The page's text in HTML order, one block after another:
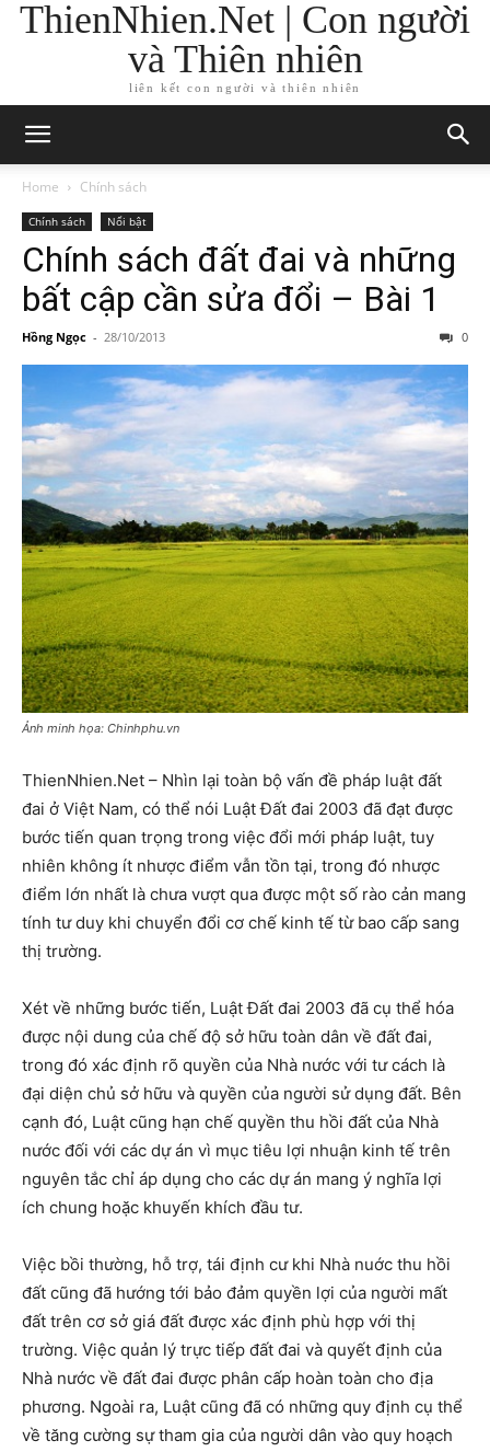
ThienNhien.Net | Con người
và Thiên nhiên
liên kết con người và thiên nhiên
Home Chính sách
Chính sách Nổi bật
Chính sách đất đai và những
bất cập cần sửa đổi – Bài 1
Hồng Ngọc - 28/10/2013 0
Ảnh minh họa: Chinhphu.vn
ThienNhien.Net – Nhìn lại toàn bộ vấn đề pháp luật đất
đai ở Việt Nam, có thể nói Luật Đất đai 2003 đã đạt được
bước tiến quan trọng trong việc đổi mới pháp luật, tuy
nhiên không ít nhược điểm vẫn tồn tại, trong đó nhược
điểm lớn nhất là chưa vượt qua được một số rào cản mang
tính tư duy khi chuyển đổi cơ chế kinh tế từ bao cấp sang
thị trường.
Xét về những bước tiến, Luật Đất đai 2003 đã cụ thể hóa
được nội dung của chế độ sở hữu toàn dân về đất đai,
trong đó xác định rõ quyền của Nhà nước với tư cách là
đại diện chủ sở hữu và quyền của người sử dụng đất. Bên
cạnh đó, Luật cũng hạn chế quyền thu hồi đất của Nhà
nước đối với các dự án vì mục tiêu lợi nhuận kinh tế trên
nguyên tắc chỉ áp dụng cho các dự án mang ý nghĩa lợi
ích chung hoặc khuyến khích đầu tư.
Việc bồi thường, hỗ trợ, tái định cư khi Nhà nuớc thu hồi
đất cũng đã hướng tới bảo đảm quyền lợi của người mất
đất trên cơ sở giá đất được xác định phù hợp với thị
trường. Việc quản lý trực tiếp đất đai và quyết định của
Nhà nước về đất đai được phân cấp hoàn toàn cho địa
phương. Ngoài ra, Luật cũng đã có những quy định cụ thể
về tăng cường sự tham gia của người dân vào quy hoạch